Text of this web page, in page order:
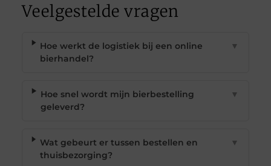
Veelgestelde vragen
Hoe werkt de logistiek bij een online
bierhandel?
▼
Hoe snel wordt mijn bierbestelling
geleverd?
▼
Wat gebeurt er tussen bestellen en
thuisbezorging?
▼